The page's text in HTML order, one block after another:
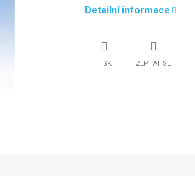
Detailní informace
TISK ZEPTAT SE